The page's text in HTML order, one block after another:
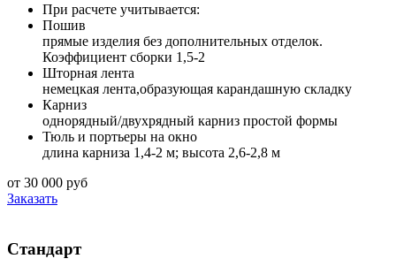
При расчете учитывается:
Пошив
прямые изделия без дополнительных отделок.
Коэффициент сборки 1,5-2
Шторная лента
немецкая лента,образующая карандашную складку
Карниз
однорядный/двухрядный карниз простой формы
Тюль и портьеры на окно
длина карниза 1,4-2 м; высота 2,6-2,8 м
от 30 000 руб
Заказать
Стандарт